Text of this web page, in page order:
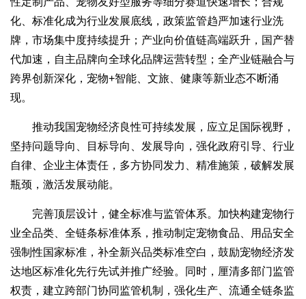
化、标准化成为行业发展底线，政策监管趋严加速行业洗
牌，市场集中度持续提升；产业向价值链高端跃升，国产替
代加速，自主品牌向全球化品牌运营转型；全产业链融合与
跨界创新深化，宠物+智能、文旅、健康等新业态不断涌
现。
推动我国宠物经济良性可持续发展，应立足国际视野，
坚持问题导向、目标导向、发展导向，强化政府引导、行业
自律、企业主体责任，多方协同发力、精准施策，破解发展
瓶颈，激活发展动能。
完善顶层设计，健全标准与监管体系。加快构建宠物行
业全品类、全链条标准体系，推动制定宠物食品、用品安全
强制性国家标准，补全新兴品类标准空白，鼓励宠物经济发
达地区标准化先行先试并推广经验。同时，厘清多部门监管
权责，建立跨部门协同监管机制，强化生产、流通全链条监